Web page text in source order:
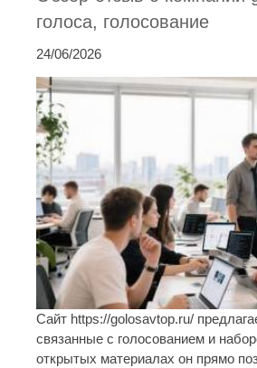
голоса, голосование
24/06/2026
Сайт https://golosavtop.ru/
связанные с голосованием и
открытых материалах он прямо